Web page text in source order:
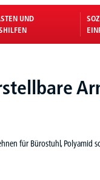
UND
für Bürostuhl, Polyamid